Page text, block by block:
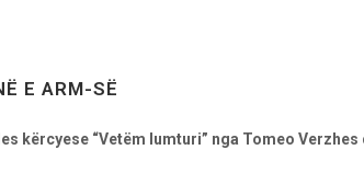
E ARM-SË
kërcyese “Vetëm lumturi” nga Tomeo